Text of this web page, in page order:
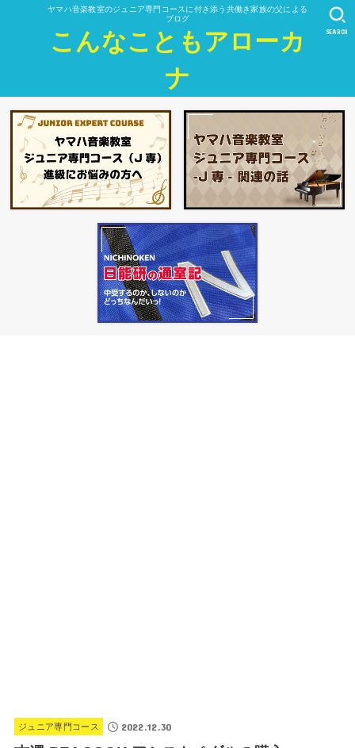
ヤマハ音楽教室のジュニア専門コースに付き添う共働き家族の父による
ブログ
こんなこともアローカ
ナ
SEARCH
ジュニア専門コース 2022.12.30